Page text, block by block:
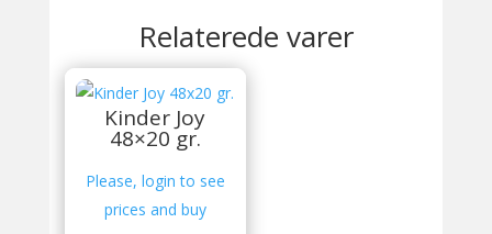
Relaterede varer
Kinder Joy
48×20 gr.
Please, login to see
prices and buy